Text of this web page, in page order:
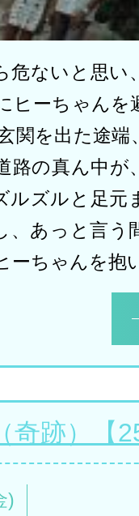
危ないと思い
ヒーちゃん
関を出た途
路の真ん中が
ルズルと足元
、あっと言う
ーちゃんを
奇跡）【
)